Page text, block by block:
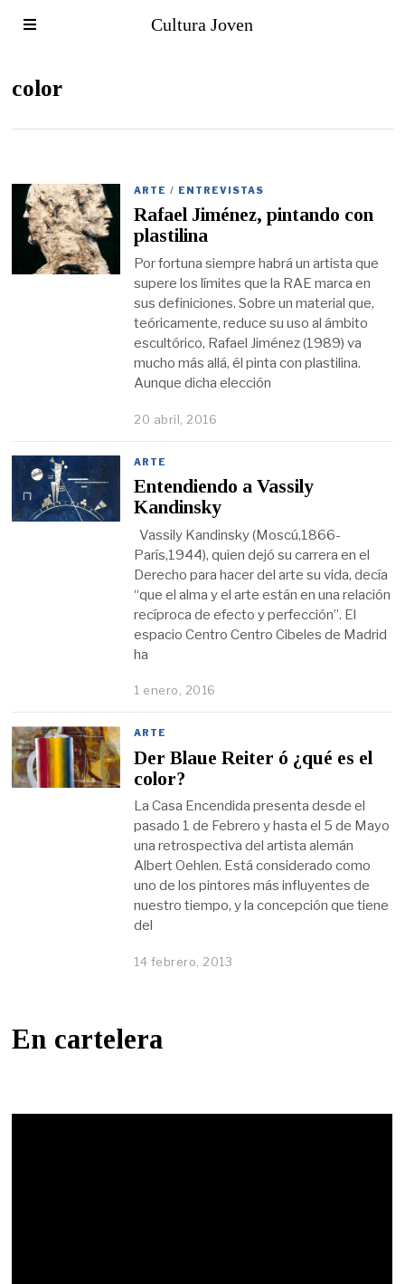
Cultura Joven
color
ARTE / ENTREVISTAS
Rafael Jiménez, pintando con
plastilina
Por fortuna siempre habrá un artista que
supere los límites que la RAE marca en
sus definiciones. Sobre un material que,
teóricamente, reduce su uso al ámbito
escultórico, Rafael Jiménez (1989) va
mucho más allá, él pinta con plastilina.
Aunque dicha elección
20 abril, 2016
ARTE
Entendiendo a Vassily
Kandinsky
Vassily Kandinsky (Moscú,1866-
París,1944), quien dejó su carrera en el
Derecho para hacer del arte su vida, decía
“que el alma y el arte están en una relación
recíproca de efecto y perfección”. El
espacio Centro Centro Cibeles de Madrid
ha
1 enero, 2016
ARTE
Der Blaue Reiter ó ¿qué es el
color?
La Casa Encendida presenta desde el
pasado 1 de Febrero y hasta el 5 de Mayo
una retrospectiva del artista alemán
Albert Oehlen. Está considerado como
uno de los pintores más influyentes de
nuestro tiempo, y la concepción que tiene
del
14 febrero, 2013
En cartelera